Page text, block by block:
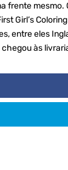
frente mesmo.
Girl’s
entre eles
chegou às